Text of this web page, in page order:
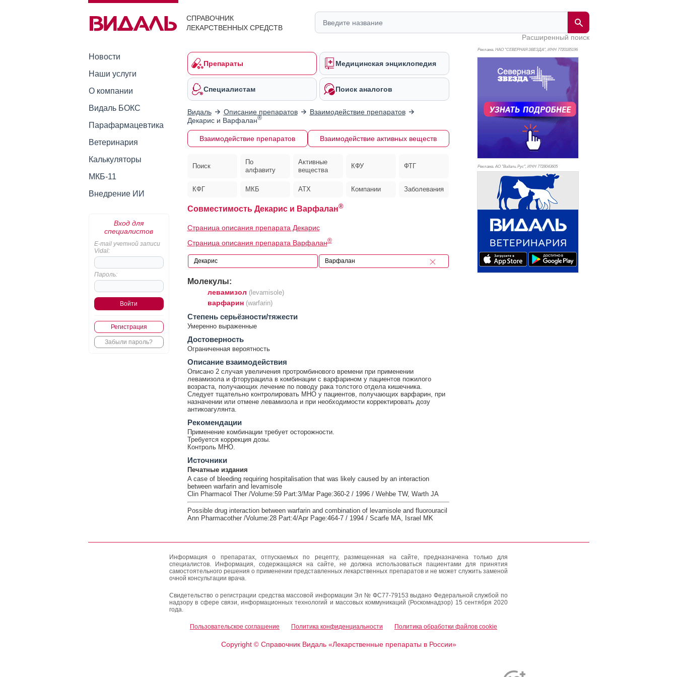
СПРАВОЧНИК
ЛЕКАРСТВЕННЫХ СРЕДСТВ
Расширенный поиск
Новости
Наши услуги
О компании
Видаль БОКС
Парафармацевтика
Ветеринария
Калькуляторы
МКБ-11
Внедрение ИИ
Вход для
специалистов
E-mail учетной записи
Vidal:
Пароль:
Регистрация
Забыли пароль?
Препараты Медицинская энциклопедия
Специалистам Поиск аналогов
Видаль Описание препаратов
Взаимодействие препаратов
Декарис и Варфалан®
Взаимодействие препаратов Взаимодействие активных веществ
Поиск
По
алфавиту
Активные
вещества
КФУ ФТГ
КФГ МКБ АТХ Компании Заболевания
Совместимость Декарис и Варфалан®
Страница описания препарата Декарис
Страница описания препарата Варфалан®
Молекулы:
левамизол (levamisole)
варфарин (warfarin)
Cтепень серьёзности/тяжести
Умеренно выраженные
Достоверность
Ограниченная вероятность
Описание взаимодействия
Описано 2 случая увеличения протромбинового времени при применении
левамизола и фторурацила в комбинации с варфарином у пациентов пожилого
возраста, получающих лечение по поводу рака толстого отдела кишечника.
Следует тщательно контролировать МНО у пациентов, получающих варфарин, при
назначении или отмене левамизола и при необходимости корректировать дозу
антикоагулянта.
Рекомендации
Применение комбинации требует осторожности.
Требуется коррекция дозы.
Контроль МНО.
Источники
Печатные издания
A case of bleeding requiring hospitalisation that was likely caused by an interaction
between warfarin and levamisole
Clin Pharmacol Ther /Volume:59 Part:3/Mar Page:360-2 / 1996 / Wehbe TW, Warth JA
Possible drug interaction between warfarin and combination of levamisole and fluorouracil
Ann Pharmacother /Volume:28 Part:4/Apr Page:464-7 / 1994 / Scarfe MA, Israel MK
Реклама. НАО "СЕВЕРНАЯ ЗВЕЗДА", ИНН 7720185196
Реклама. АО "Видаль Рус", ИНН 7728043605
Информация о препаратах, отпускаемых по рецепту, размещенная на сайте, предназначена только для
специалистов. Информация, содержащаяся на сайте, не должна использоваться пациентами для принятия
самостоятельного решения о применении представленных лекарственных препаратов и не может служить заменой
очной консультации врача.
Свидетельство о регистрации средства массовой информации Эл № ФС77-79153 выдано Федеральной службой по
надзору в сфере связи, информационных технологий и массовых коммуникаций (Роскомнадзор) 15 сентября 2020
года.
Пользовательское соглашение Политика конфиденциальности Политика обработки файлов cookie
Copyright ©Справочник Видаль «Лекарственные препараты в России»